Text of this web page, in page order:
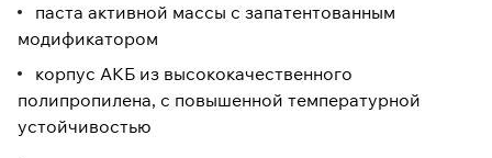
паста активной массы с запатентованным
модификатором
корпус АКБ из высококачественного
полипропилена, с повышенной температурной
устойчивостью